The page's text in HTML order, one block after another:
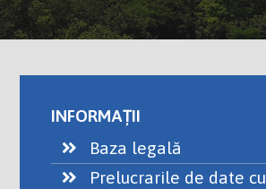
INFORMAȚII
Baza legală
Prelucrarile de date cu